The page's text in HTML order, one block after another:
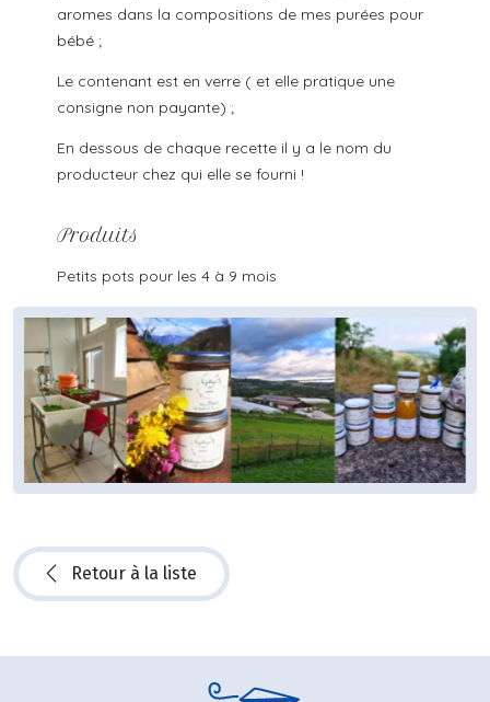
aromes dans la compositions de mes purées pour
bébé ;
Le contenant est en verre ( et elle pratique une
consigne non payante) ;
En dessous de chaque recette il y a le nom du
producteur chez qui elle se fourni !
Produits
Petits pots pour les 4 à 9 mois
Retour à la liste